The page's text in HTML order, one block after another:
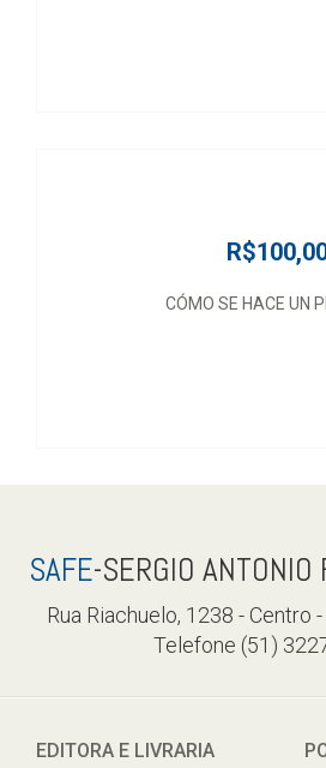
CÓMO SE HACE UN
SAFE-SERGIO
Rua Riachuelo, 1238 - Centro
Telefone (51)
EDITORA E LIVRARIA